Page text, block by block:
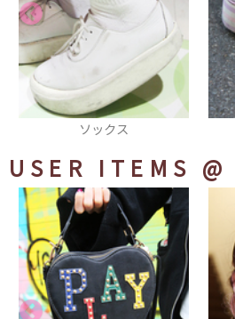
サンダル
USER ITEMS